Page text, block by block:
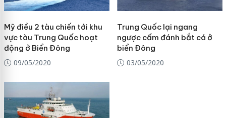
Mỹ điều 2 tàu chiến tới khu
vực tàu Trung Quốc hoạt
động ở Biển Đông
09/05/2020
Trung Quốc lại ngang
ngược cấm đánh bắt cá ở
biển Đông
03/05/2020